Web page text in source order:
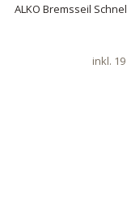
ALKO Bremsseil
inkl.